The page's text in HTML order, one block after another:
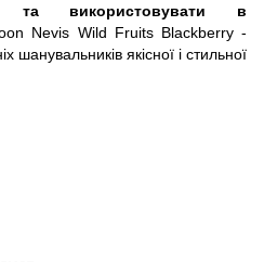
та використовувати в
Nevis Wild Fruits Blackberry -
шанувальників якісної і стильної